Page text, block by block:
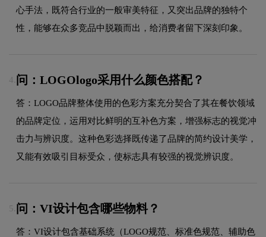
心手法，既符合行业的一般审美特征，又突出品牌的独特个
性，能够在众多竞品中脱颖而出，给消费者留下深刻印象。
4. 问：LOGOlogo采用什么颜色搭配？
答：LOGO品牌整体使用的色彩方案充分契合了其在餐饮领域
的品牌定位，运用对比鲜明的互补色方案，增强标志的视觉冲
击力与辨识度。这种色彩选择既传递了品牌的简约设计美学，
又能有效吸引目标受众，使标志具有较强的视觉辨识度。
5. 问：VI设计包含哪些物料？
答：VI设计包含基础系统（LOGO规范、标准色规范、辅助色